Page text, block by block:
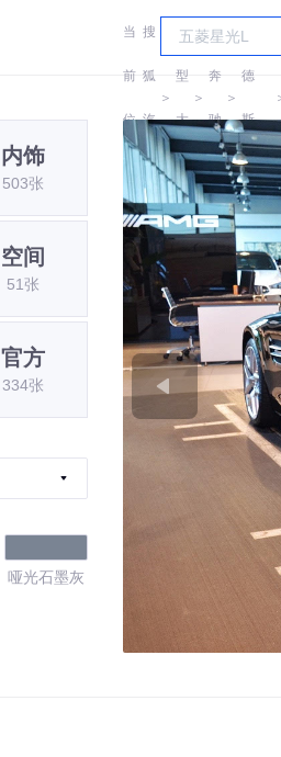
当
前
位
置:
搜
狐
汽
车
＞
车
型
大
全
＞
奔
驰
＞
梅赛
德
斯-
AMG
内饰
503张
空间
51张
官方
334张
哑光石墨灰